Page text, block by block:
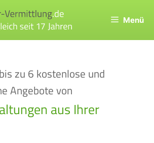
Menü
zu 6 kostenlose und
Angebote von
aus Ihrer